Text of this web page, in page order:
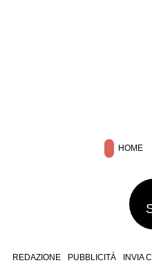
HOME
REDAZIONE PUBBLICITÀ INVIA